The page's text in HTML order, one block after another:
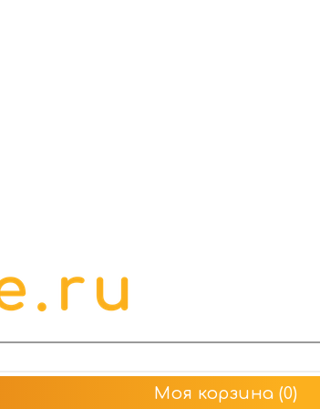
Моя корзина (0)